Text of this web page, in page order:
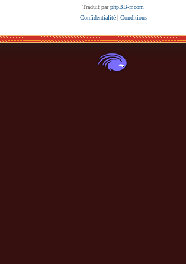
Traduit parphpBB-fr.com
Confidentialité| Conditions